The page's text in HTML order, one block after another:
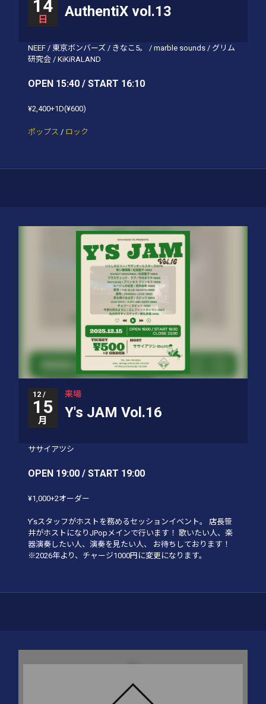
14
日 AuthentiX vol.13
NEEF / 東京ボンバーズ / きなこ5。 / marble sounds / グリム
研究会 / KiKiRALAND
OPEN 15:40 / START 16:10
¥2,400+1D(¥600)
ポップス / ロック
12 /
15
月
来場
Y's JAM Vol.16
ササイアツシ
OPEN 19:00 / START 19:00
¥1,000+2オーダー
Y’sスタッフがホストを務めるセッションイベント。 店長笹
井がホストになりJPopメインで行います！ 歌いたい人、楽
器演奏したい人、演奏を見たい人、 お待ちしております！
※2026年より、チャージ1000円に変更になります。